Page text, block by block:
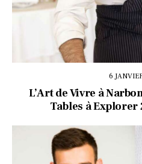
6
L’Art de Vivre à
Tables à Explorer